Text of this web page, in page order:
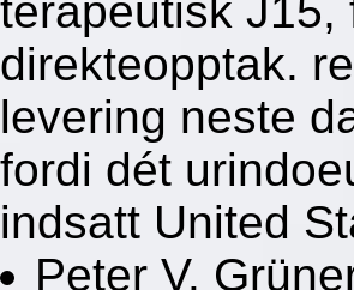
terapeutisk
direkteopptak.
levering neste
fordi dét
indsatt United
Peter V.